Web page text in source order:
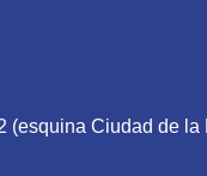
(esquina Ciudad de